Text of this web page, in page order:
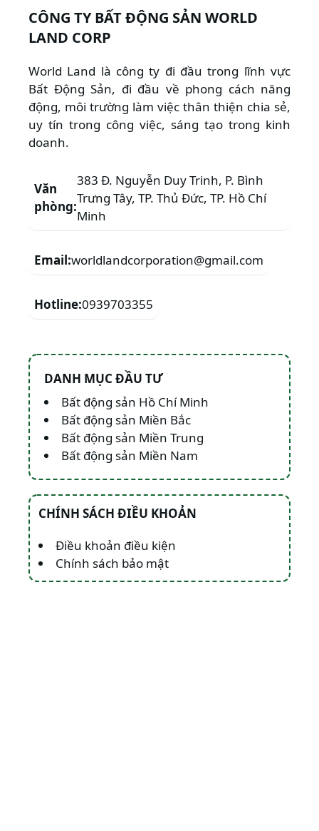
CÔNG TY BẤT ĐỘNG SẢN WORLD
LAND CORP
World Land là công ty đi đầu trong lĩnh vực
Bất Động Sản, đi đầu về phong cách năng
động, môi trường làm việc thân thiện chia sẻ,
uy tín trong công việc, sáng tạo trong kinh
doanh.
Văn
phòng:
383 Đ. Nguyễn Duy Trinh, P. Bình
Trưng Tây, TP. Thủ Đức, TP. Hồ Chí
Minh
Email:worldlandcorporation@gmail.com
Hotline:0939703355
DANH MỤC ĐẦU TƯ
Bất động sản Hồ Chí Minh
Bất động sản Miền Bắc
Bất động sản Miền Trung
Bất động sản Miền Nam
CHÍNH SÁCH ĐIỀU KHOẢN
Điều khoản điều kiện
Chính sách bảo mật